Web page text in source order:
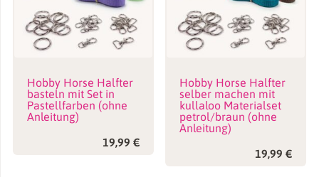
Hobby Horse Halfter
basteln mit Set in
Pastellfarben (ohne
Anleitung)
19,99 €
Hobby Horse Halfter
selber machen mit
kullaloo Materialset
petrol/braun (ohne
Anleitung)
19,99€